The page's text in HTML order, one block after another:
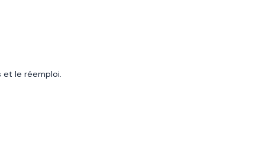
et le réemploi.